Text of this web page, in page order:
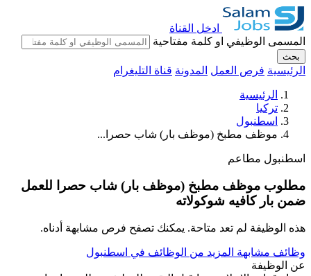
ادخل القناة
المسمى الوظيفي او كلمة مفتاحية
بحث
الرئيسية فرص العمل المدونة قناة التليغرام
الرئيسية
تركيا
اسطنبول
موظف مطبخ (موظف بار) شاب حصرا...
اسطنبول مطاعم
مطلوب موظف مطبخ (موظف بار) شاب حصرا للعمل
ضمن بار كافيه شوكولاته
هذه الوظيفة لم تعد متاحة. يمكنك تصفح فرص مشابهة أدناه.
وظائف مشابهة المزيد من الوظائف في اسطنبول
عن الوظيفة